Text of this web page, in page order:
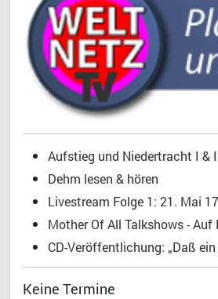
Aufstieg und Niedertracht I &
Dehm lesen & hören
Livestream Folge 1: 21. Mai
Mother Of All Talkshows - Auf
CD-Veröffentlichung: „Daß
Keine Termine